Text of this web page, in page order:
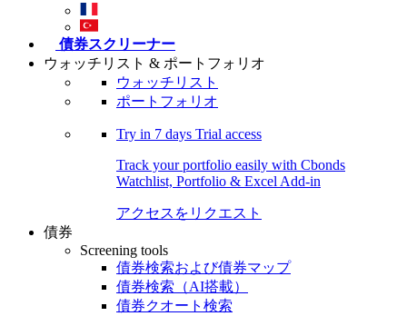
債券スクリーナー
ウォッチリスト & ポートフォリオ
ウォッチリスト
ポートフォリオ
Try in 7 days Trial access
Track your portfolio easily with Cbonds
Watchlist, Portfolio & Excel Add-in
アクセスをリクエスト
債券
Screening tools
債券検索および債券マップ
債券検索（AI搭載）
債券クオート検索